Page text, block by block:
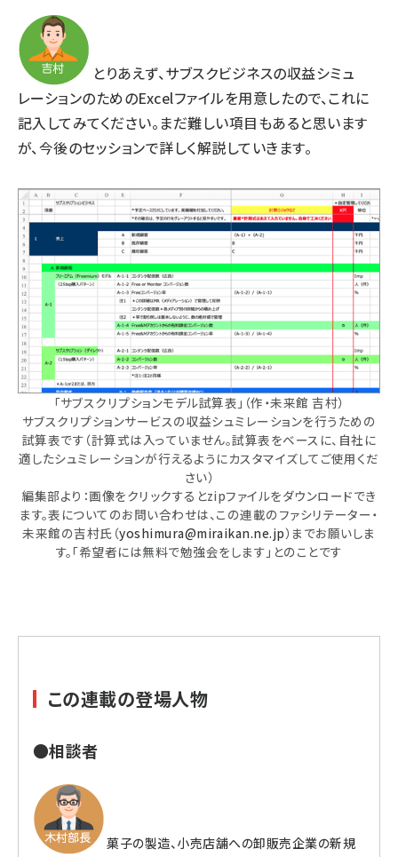
とりあえず、サブスクビジネスの収益シミュ
レーションのためのExcelファイルを用意したので、これに
記入してみてください。まだ難しい項目もあると思います
が、今後のセッションで詳しく解説していきます。
「サブスクリプションモデル試算表」（作・未来館 吉村）
サブスクリプションサービスの収益シュミレーションを行うための
試算表です（計算式は入っていません。試算表をベースに、自社に
適したシュミレーションが行えるようにカスタマイズしてご使用くだ
さい）
編集部より：画像をクリックするとzipファイルをダウンロードでき
ます。表についてのお問い合わせは、この連載のファシリテーター・
未来館の吉村氏（yoshimura@miraikan.ne.jp）までお願いしま
す。「希望者には無料で勉強会をします」とのことです
この連載の登場人物
●相談者
菓子の製造、小売店舗への卸販売企業の新規